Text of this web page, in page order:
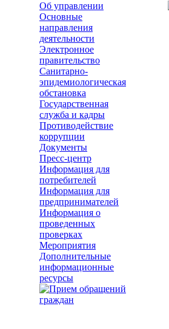
Об управлении
Основные
направления
деятельности
Электронное
правительство
Санитарно-
эпидемиологическая
обстановка
Государственная
служба и кадры
Противодействие
коррупции
Документы
Пресс-центр
Информация для
потребителей
Информация для
предпринимателей
Информация о
проведенных
проверках
Мероприятия
Дополнительные
информационные
ресурсы